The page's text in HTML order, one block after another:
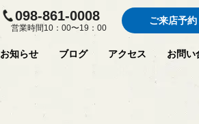
098-861-0008
営業時間10：00〜19：00
ご来店予約
お知らせ ブログ アクセス お問い